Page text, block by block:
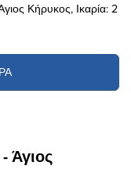
Κήρυκος, Ικαρία: 2
Άγιος